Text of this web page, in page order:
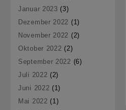
Januar 2023 (3)
Dezember 2022 (1)
November 2022 (2)
Oktober 2022 (2)
September 2022 (6)
Juli 2022 (2)
Juni 2022 (1)
Mai 2022 (1)